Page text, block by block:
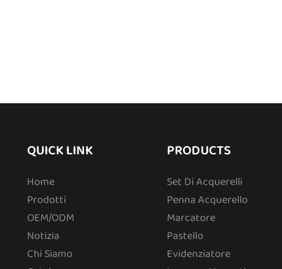
QUICK LINK
Home
Prodotti
OEM/ODM
Notizia
Chi Siamo
PRODUCTS
Set Di Acquerelli
Penna Acquerello
Marcatore
Pastello
Evidenziatore